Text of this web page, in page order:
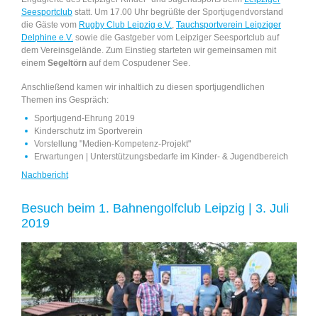
Seesportclub statt. Um 17.00 Uhr begrüßte der Sportjugendvorstand
die Gäste vom Rugby Club Leipzig e.V., Tauchsportverein Leipziger
Delphine e.V. sowie die Gastgeber vom Leipziger Seesportclub auf
dem Vereinsgelände. Zum Einstieg starteten wir gemeinsamen mit
einem Segeltörn auf dem Cospudener See.
Anschließend kamen wir inhaltlich zu diesen sportjugendlichen
Themen ins Gespräch:
Sportjugend-Ehrung 2019
Kinderschutz im Sportverein
Vorstellung "Medien-Kompetenz-Projekt"
Erwartungen | Unterstützungsbedarfe im Kinder- & Jugendbereich
Nachbericht
Besuch beim 1. Bahnengolfclub Leipzig | 3. Juli
2019